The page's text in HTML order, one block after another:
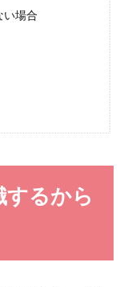
外し方
な外し方をすれば指輪
い場合
するから